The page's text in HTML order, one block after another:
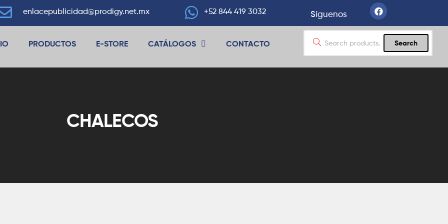
enlacepublicidad@prodigy.net.mx +52 844 419 3032 Síguenos
PRODUCTOS E-STORE CATÁLOGOS CONTACTO Search
CHALECOS